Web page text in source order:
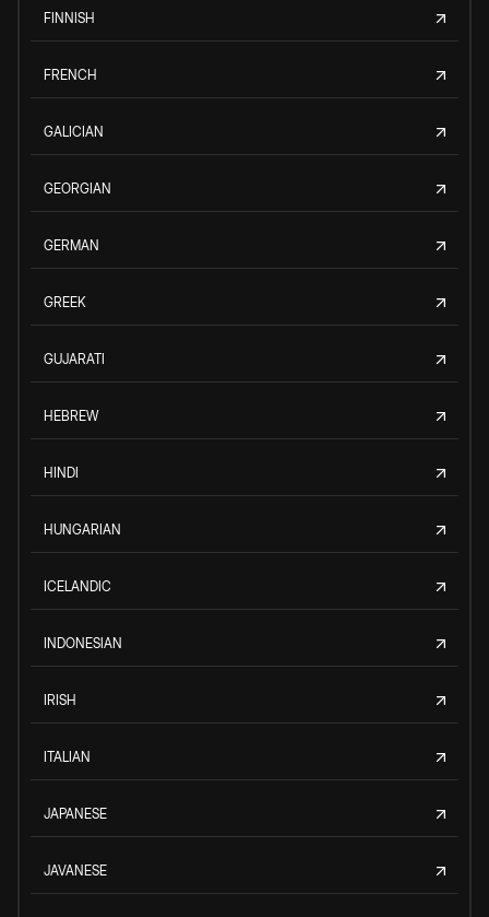
FINNISH
FRENCH
GALICIAN
GEORGIAN
GERMAN
GREEK
GUJARATI
HEBREW
HINDI
HUNGARIAN
ICELANDIC
INDONESIAN
IRISH
ITALIAN
JAPANESE
JAVANESE